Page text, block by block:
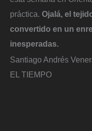
práctica. Ojalá, el
convertido en un
inesperadas.
Santiago Andrés
EL TIEMPO